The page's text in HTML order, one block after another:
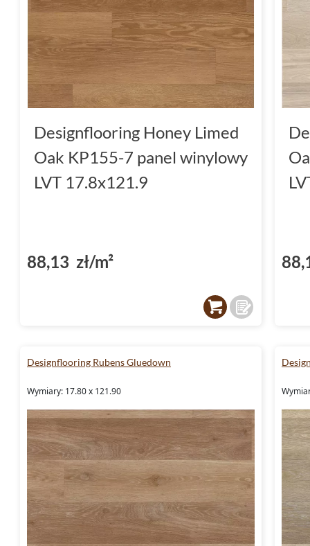
Designflooring Honey Limed
Oak KP155-7 panel winylowy
LVT 17.8x121.9
88,13 zł/m²
Designflooring Rubens Gluedown
Wymiary: 17.80 x 121.90